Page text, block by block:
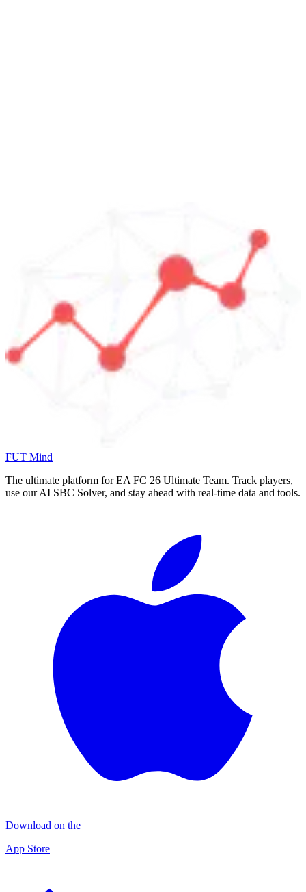
FUT Mind
The ultimate platform for EA FC 26 Ultimate Team. Track players,
use our AI SBC Solver, and stay ahead with real-time data and tools.
Download on the
App Store